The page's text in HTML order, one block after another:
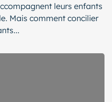
leurs enfants
Mais comment concilier